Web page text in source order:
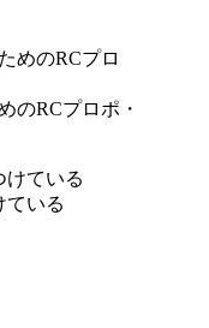
のRCプロポ・
ている